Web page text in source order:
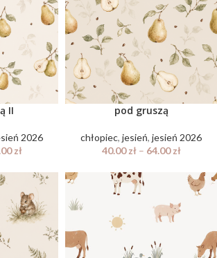
II
2026
zł
pod gruszą
chłopiec, jesień, jesień 2026
40.00zł– 64.00zł